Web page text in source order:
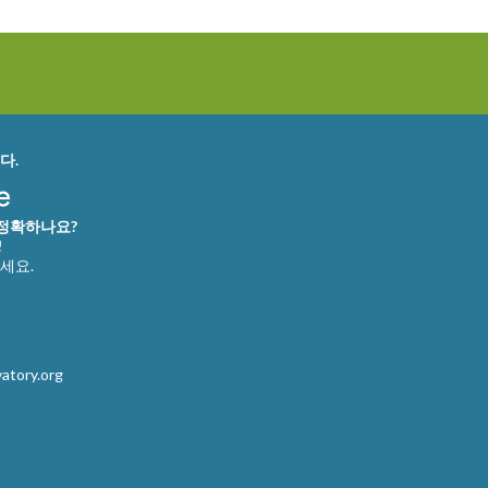
.
확하나요?
요.